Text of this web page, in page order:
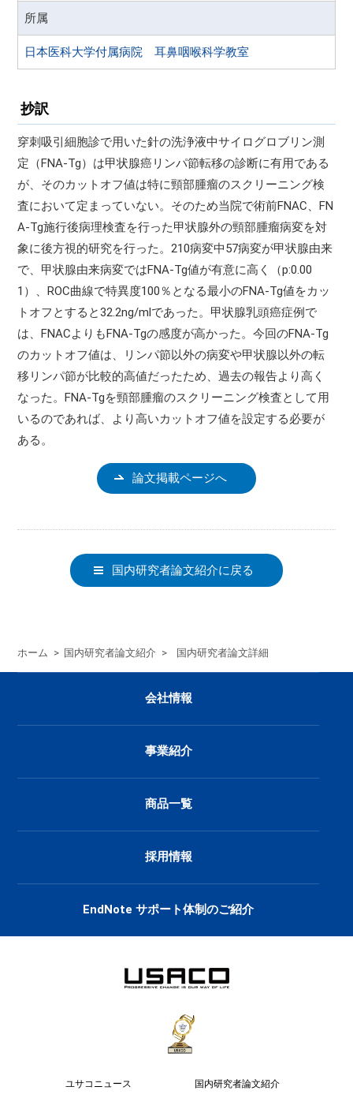
所属
日本医科大学付属病院 耳鼻咽喉科学教室
抄訳
穿刺吸引細胞診で用いた針の洗浄液中サイログロブリン測
定（FNA-Tg）は甲状腺癌リンパ節転移の診断に有用である
が、そのカットオフ値は特に頸部腫瘤のスクリーニング検
査において定まっていない。そのため当院で術前FNAC、FN
A-Tg施行後病理検査を行った甲状腺外の頸部腫瘤病変を対
象に後方視的研究を行った。210病変中57病変が甲状腺由来
で、甲状腺由来病変ではFNA-Tg値が有意に高く（p:0.00
1）、ROC曲線で特異度100％となる最小のFNA-Tg値をカッ
トオフとすると32.2ng/mlであった。甲状腺乳頭癌症例で
は、FNACよりもFNA-Tgの感度が高かった。今回のFNA-Tg
のカットオフ値は、リンパ節以外の病変や甲状腺以外の転
移リンパ節が比較的高値だったため、過去の報告より高く
なった。FNA-Tgを頸部腫瘤のスクリーニング検査として用
いるのであれば、より高いカットオフ値を設定する必要が
ある。
論文掲載ページへ
国内研究者論文紹介に戻る
ホーム > 国内研究者論文紹介 > 国内研究者論文詳細
会社情報
事業紹介
商品一覧
採用情報
EndNote サポート体制のご紹介
ユサコニュース
国内研究者論文紹介